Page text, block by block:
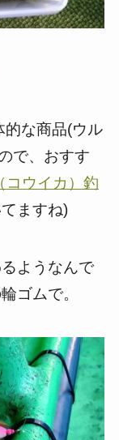
的な商品(ウル
で、おすす
コウイカ）釣
ますね)
ようなんで
ゴムで。